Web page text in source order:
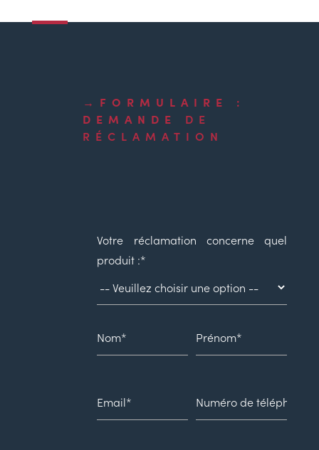
FORMULAIRE :
DEMANDE
DE
RÉCLAMATION
Votre réclamation concerne quel
produit :*